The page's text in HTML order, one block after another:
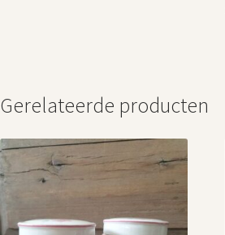
Gerelateerde producten